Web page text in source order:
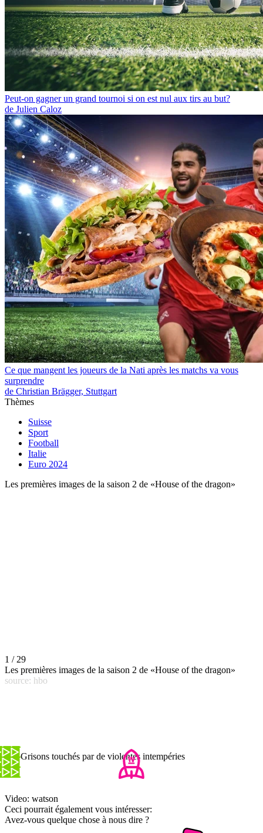
Peut-on gagner un grand tournoi si on est nul aux tirs au but?
de Julien Caloz
Ce que mangent les joueurs de la Nati après les matchs va vous
surprendre
de Christian Brägger, Stuttgart
Thèmes
Suisse
Sport
Football
Italie
Euro 2024
Les premières images de la saison 2 de «House of the dragon»
1 / 29
Les premières images de la saison 2 de «House of the dragon»
source: hbo
Les Grisons touchés par de violentes intempéries
Video: watson
Ceci pourrait également vous intéresser:
Avez-vous quelque chose à nous dire ?